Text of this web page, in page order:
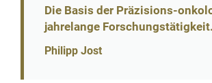
Die Basis der Präzisions-
jahrelange Forschungstätigkeit.
Philipp Jost